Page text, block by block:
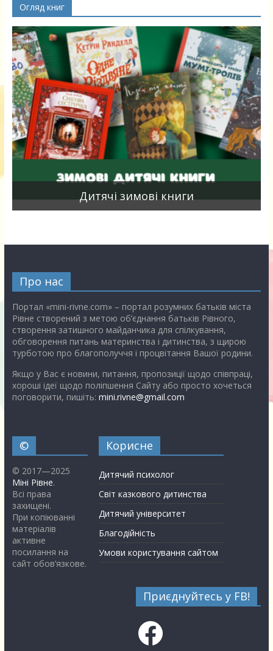
Огляд книг
Дитячі зимові книги
Про нас
Портал «mini-rivne.com» – портал розумних батьків міста
Рівне створений з метою об’єднання батьків Рівного,
створення затишного майданчика для спілкування,
обговорення питань материнства і дитинства, з щирою
турботою про благополуччя і процвітання Вашої родини.
Якщо у Вас є новини, питання, пропозиції щодо співпраці,
хороші ідеї щодо поліпшення Сайту або просто хочеться
поговорити, пишіть: mini.rivne@gmail.com
©
© 2017—2025
Міні Рівне.
Всі права
захищені.
При копіюванні
матеріалів
активне
посилання на
сайт обов’язкове.
Корисне
Дитячий психолог
Світ казкового дитинства
Дитячий університет
Благодійність
Умови користування сайтом
Приєднуйтесь у FB!
Facebook